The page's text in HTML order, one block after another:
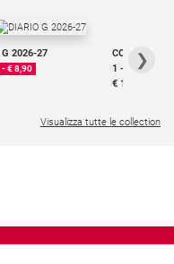
G 2026-27
- € 8,90
COLLANA
1 - 2
€ 18,50
❯
Visualizza tutte le collection